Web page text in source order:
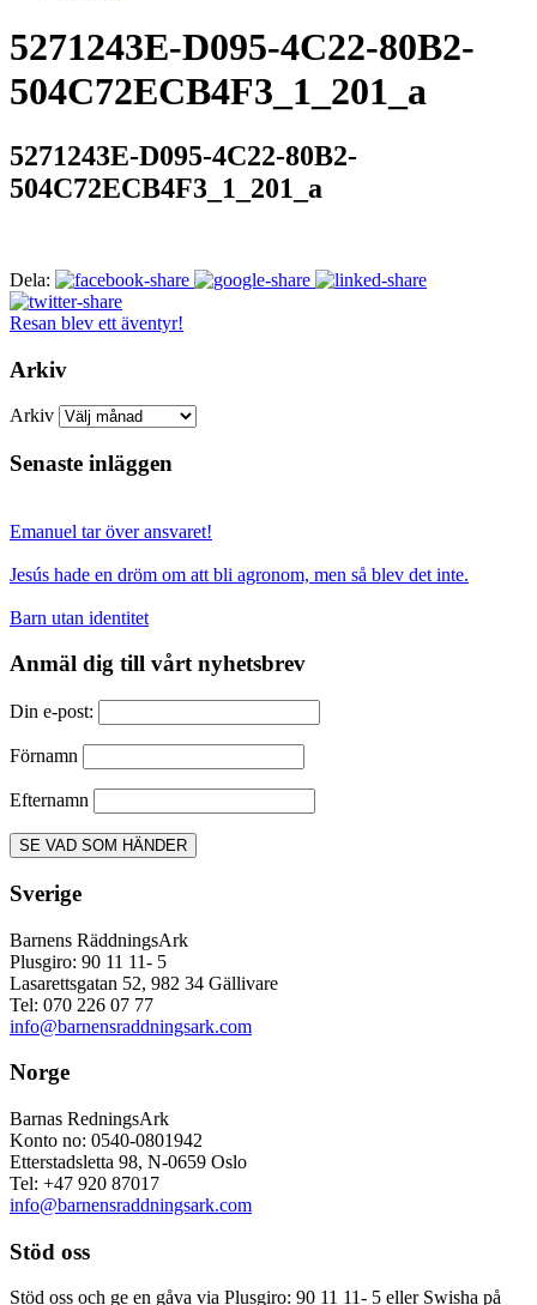
5271243E-D095-4C22-80B2-
504C72ECB4F3_1_201_a
5271243E-D095-4C22-80B2-
504C72ECB4F3_1_201_a
Dela:
Resan blev ett äventyr!
Arkiv
Arkiv
Senaste inläggen
Emanuel tar över ansvaret!
Jesús hade en dröm om att bli agronom, men så blev det inte.
Barn utan identitet
Anmäl dig till vårt nyhetsbrev
Din e-post:
Förnamn
Efternamn
Sverige
Barnens RäddningsArk
Plusgiro: 90 11 11- 5
Lasarettsgatan 52, 982 34 Gällivare
Tel: 070 226 07 77
info@barnensraddningsark.com
Norge
Barnas RedningsArk
Konto no: 0540-0801942
Etterstadsletta 98, N-0659 Oslo
Tel: +47 920 87017
info@barnensraddningsark.com
Stöd oss
Stöd oss och ge en gåva via Plusgiro: 90 11 11- 5 eller Swisha på